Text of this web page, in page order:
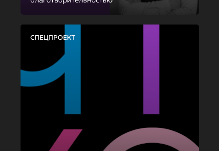
СПЕЦПРОЕКТ